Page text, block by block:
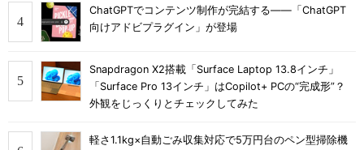
ChatGPTでコンテンツ制作が完結する――「ChatGPT
向けアドビプラグイン」が登場
Snapdragon X2搭載「Surface Laptop 13.8インチ」
「Surface Pro 13インチ」はCopilot+ PCの“完成形”？
外観をじっくりとチェックしてみた
軽さ1.1kg×自動ごみ収集対応で5万円台のペン型掃除機